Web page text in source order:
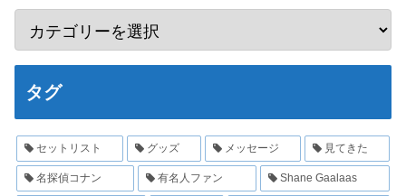
タグ
セットリスト グッズ メッセージ 見てきた
名探偵コナン 有名人ファン Shane Gaalaas